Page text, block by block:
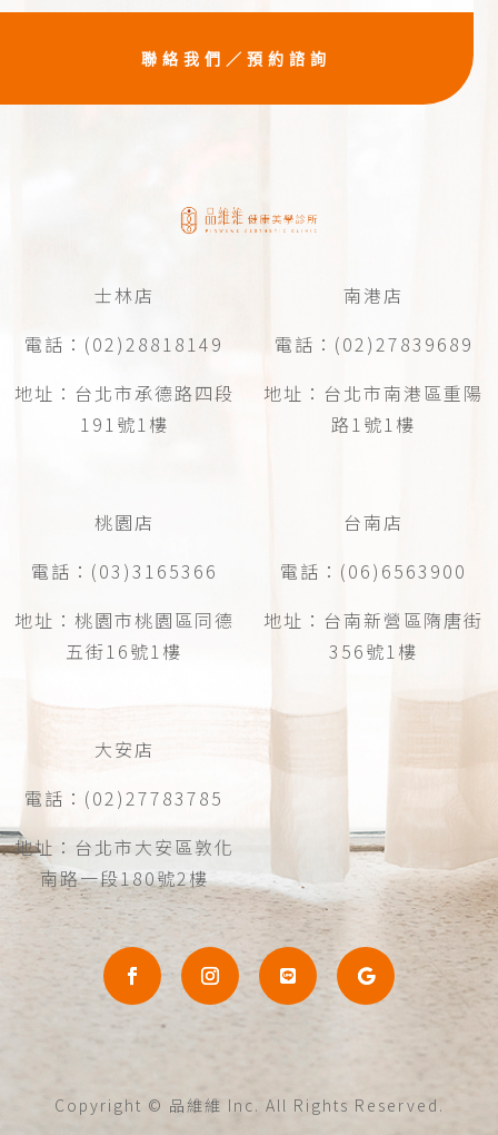
聯絡我們／預約諮詢
士林店
電話：(02)28818149
地址：台北市承德路四段
191號1樓
南港店
電話：(02)27839689
地址：台北市南港區重陽
路1號1樓
桃園店
電話：(03)3165366
地址：桃園市桃園區同德
五街16號1樓
台南店
電話：(06)6563900
地址：台南新營區隋唐街
356號1樓
大安店
電話：(02)27783785
地址：台北市大安區敦化
南路一段180號2樓
Copyright © 品維維 Inc. All Rights Reserved.